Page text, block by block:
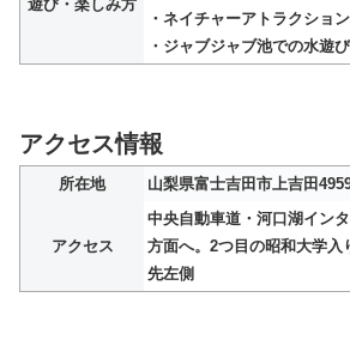
遊び・楽しみ方
・ネイチャーアトラクション
・ジャブジャブ池での水遊び
アクセス情報
所在地 山梨県富士吉田市上吉田
アクセス
中央自動車道・河口湖イン
方面へ。2つ目の昭和大学入
先左側